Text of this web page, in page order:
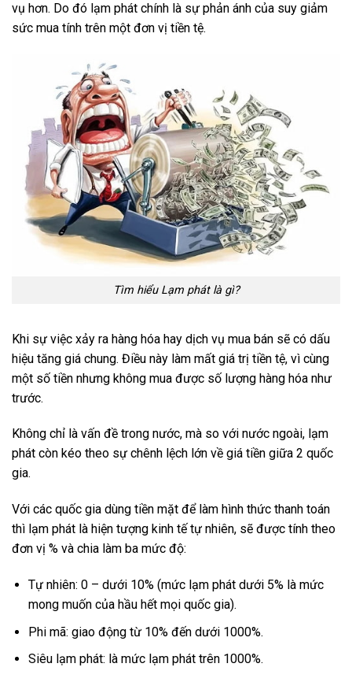
vụ hơn. Do đó lạm phát chính là sự phản ánh của suy giảm
sức mua tính trên một đơn vị tiền tệ.
Tìm hiểu Lạm phát là gì?
Khi sự việc xảy ra hàng hóa hay dịch vụ mua bán sẽ có dấu
hiệu tăng giá chung. Điều này làm mất giá trị tiền tệ, vì cùng
một số tiền nhưng không mua được số lượng hàng hóa như
trước.
Không chỉ là vấn đề trong nước, mà so với nước ngoài, lạm
phát còn kéo theo sự chênh lệch lớn về giá tiền giữa 2 quốc
gia.
Với các quốc gia dùng tiền mặt để làm hình thức thanh toán
thì lạm phát là hiện tượng kinh tế tự nhiên, sẽ được tính theo
đơn vị % và chia làm ba mức độ:
Tự nhiên: 0 – dưới 10% (mức lạm phát dưới 5% là mức
mong muốn của hầu hết mọi quốc gia).
Phi mã: giao động từ 10% đến dưới 1000%.
Siêu lạm phát: là mức lạm phát trên 1000%.